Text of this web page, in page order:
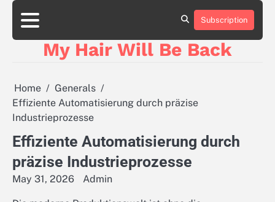
Skip
content
Subscription
My Hair Will Be Back
Home
Generals
Effiziente Automatisierung durch präzise
Industrieprozesse
Effiziente Automatisierung durch
präzise Industrieprozesse
May 31, 2026 Admin